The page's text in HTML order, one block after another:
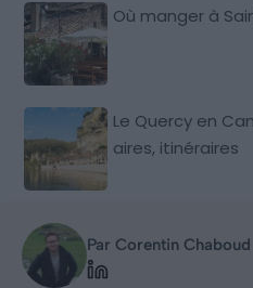
Où manger à
Le Quercy en
aires, itinéraires
Par Corentin Chaboud